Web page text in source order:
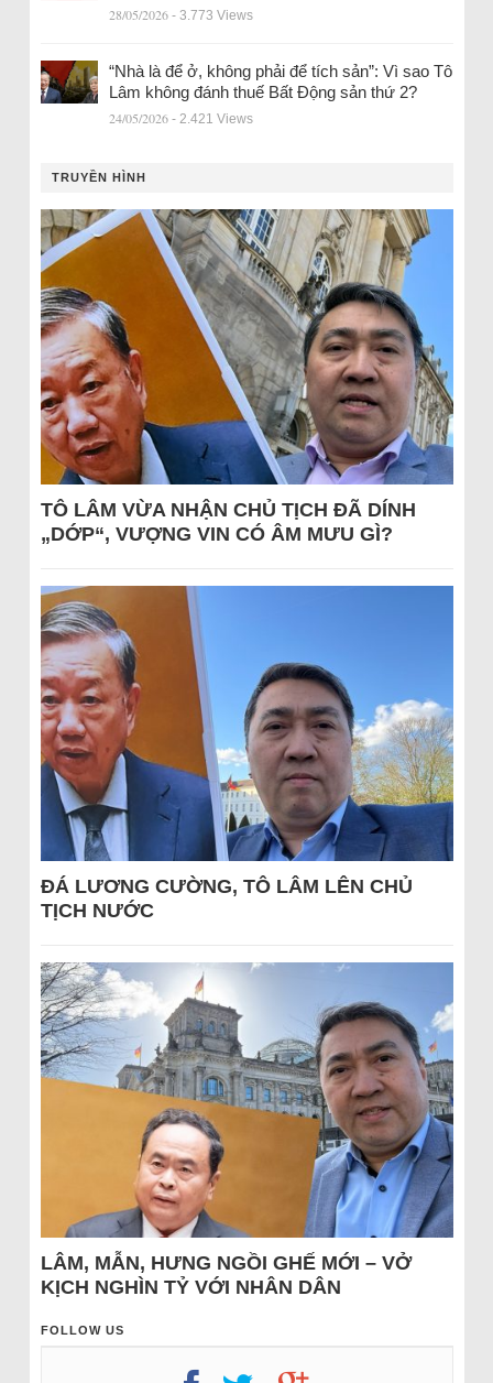
28/05/2026 - 3.773 Views
“Nhà là để ở, không phải để tích sản”: Vì sao Tô
Lâm không đánh thuế Bất Động sản thứ 2?
24/05/2026 - 2.421 Views
TRUYỀN HÌNH
TÔ LÂM VỪA NHẬN CHỦ TỊCH ĐÃ DÍNH
„DỚP“, VƯỢNG VIN CÓ ÂM MƯU GÌ?
ĐÁ LƯƠNG CƯỜNG, TÔ LÂM LÊN CHỦ
TỊCH NƯỚC
LÂM, MẪN, HƯNG NGỒI GHẾ MỚI – VỞ
KỊCH NGHÌN TỶ VỚI NHÂN DÂN
FOLLOW US